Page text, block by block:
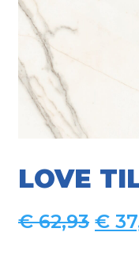
LOVE
€62,93 €